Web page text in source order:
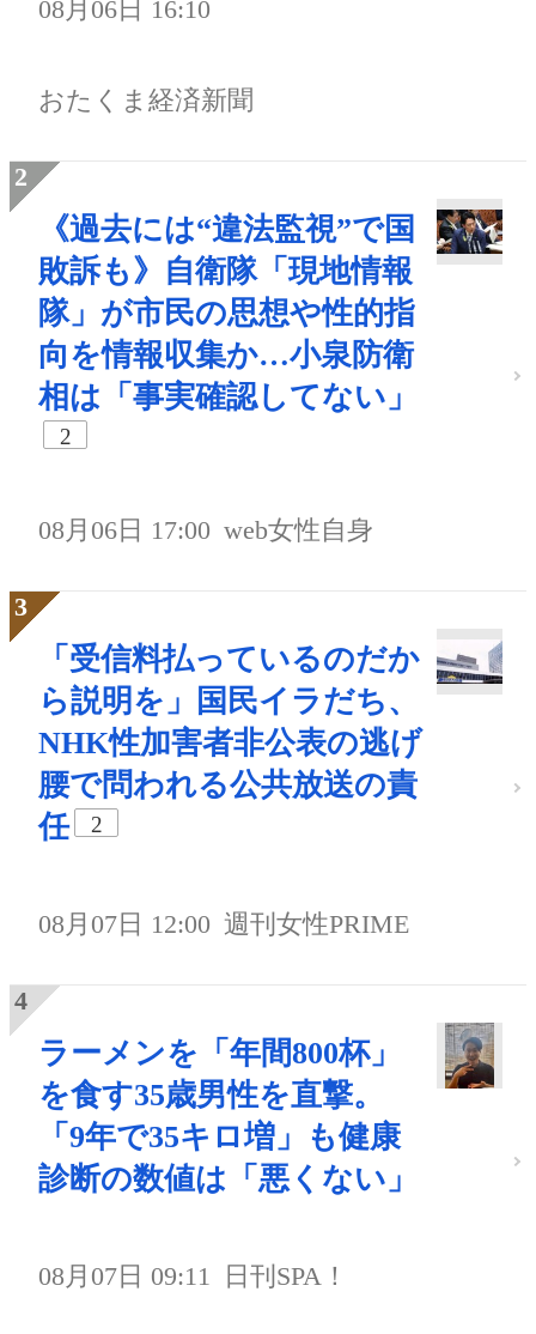
08月06日 16:10
おたくま経済新聞
《過去には“違法監視”で国
敗訴も》自衛隊「現地情報
隊」が市民の思想や性的指
向を情報収集か…小泉防衛
相は「事実確認してない」
2
08月06日 17:00 web女性自身
「受信料払っているのだか
ら説明を」国民イラだち、
NHK性加害者非公表の逃げ
腰で問われる公共放送の責
任
2
08月07日 12:00 週刊女性PRIME
ラーメンを「年間800杯」
を食す35歳男性を直撃。
「9年で35キロ増」も健康
診断の数値は「悪くない」
08月07日 09:11 日刊SPA！